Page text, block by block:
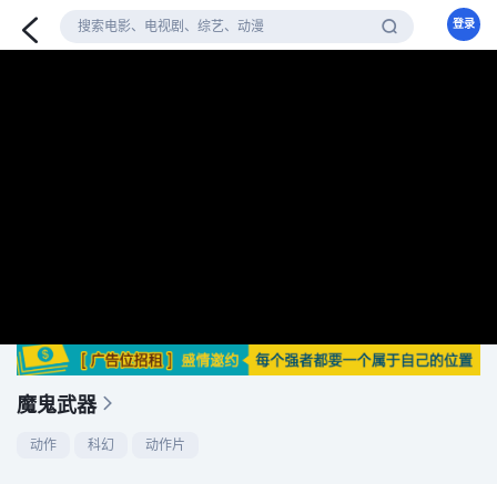
登录
魔鬼武器
动作 科幻 动作片